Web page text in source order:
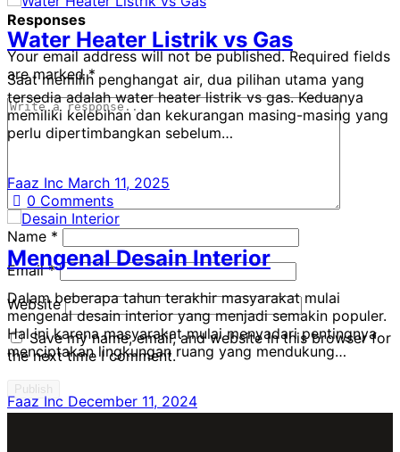
Water Heater Listrik vs Gas
Saat memilih penghangat air, dua pilihan utama yang
tersedia adalah water heater listrik vs gas. Keduanya
memiliki kelebihan dan kekurangan masing-masing yang
perlu dipertimbangkan sebelum…
Faaz Inc March 11, 2025
0 Comments
Mengenal Desain Interior
Dalam beberapa tahun terakhir masyarakat mulai
mengenal desain interior yang menjadi semakin populer.
Hal ini karena masyarakat mulai menyadari pentingnya
menciptakan lingkungan ruang yang mendukung…
Faaz Inc December 11, 2024
Responses
Your email address will not be published. Required fields
are marked*
Name *
Email*
Website
Save my name, email, and website in this browser for
the next time I comment.